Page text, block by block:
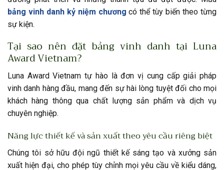
bảng vinh danh kỷ niệm chương có thể tùy biến theo từng
sự kiện.
Tại sao nên đặt bảng vinh danh tại Luna
Award Vietnam?
Luna Award Vietnam tự hào là đơn vị cung cấp giải pháp
vinh danh hàng đầu, mang đến sự hài lòng tuyệt đối cho mọi
khách hàng thông qua chất lượng sản phẩm và dịch vụ
chuyên nghiệp.
Năng lực thiết kế và sản xuất theo yêu cầu riêng biệt
Chúng tôi sở hữu đội ngũ thiết kế sáng tạo và xưởng sản
xuất hiện đại, cho phép tùy chỉnh mọi yêu cầu về kiểu dáng,